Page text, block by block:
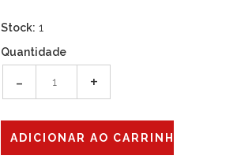
Stock: 1
Quantidade
- +